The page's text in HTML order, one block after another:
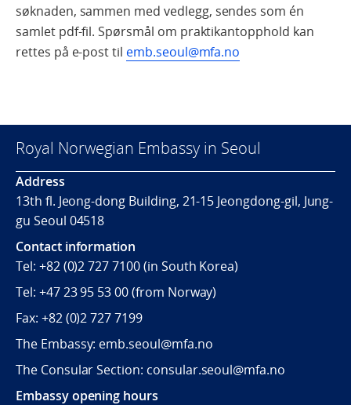
søknaden, sammen med vedlegg, sendes som én
samlet pdf-fil. Spørsmål om praktikantopphold kan
rettes på e-post til emb.seoul@mfa.no
Royal Norwegian Embassy in Seoul
Address
13th fl. Jeong-dong Building, 21-15 Jeongdong-gil, Jung-
gu Seoul 04518
Contact information
Tel: +82 (0)2 727 7100(in South Korea)
Tel: +47 23 95 53 00(from Norway)
Fax: +82 (0)2 727 7199
The Embassy: emb.seoul@mfa.no
The Consular Section: consular.seoul@mfa.no
Embassy opening hours